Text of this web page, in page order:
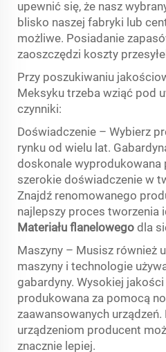
upewnić się, że nasz
blisko naszej fabryki lub
możliwe. Posiadanie
zaoszczędzi koszty
Przy poszukiwaniu
Meksyku trzeba wziąć pod
czynniki:
Doświadczenie – Wybierz
rynku od wielu lat.
doskonale wyprodukowana
szerokie doświadczenie w
Znajdź renomowanego
najlepszy proces tworzenia
Materiału flanelowego dla
Maszyny – Musisz również
maszyny i technologie
gabardyny. Wysokiej
produkowana za pomocą
zaawansowanych
urządzeniom producent
znacznie lepiej.